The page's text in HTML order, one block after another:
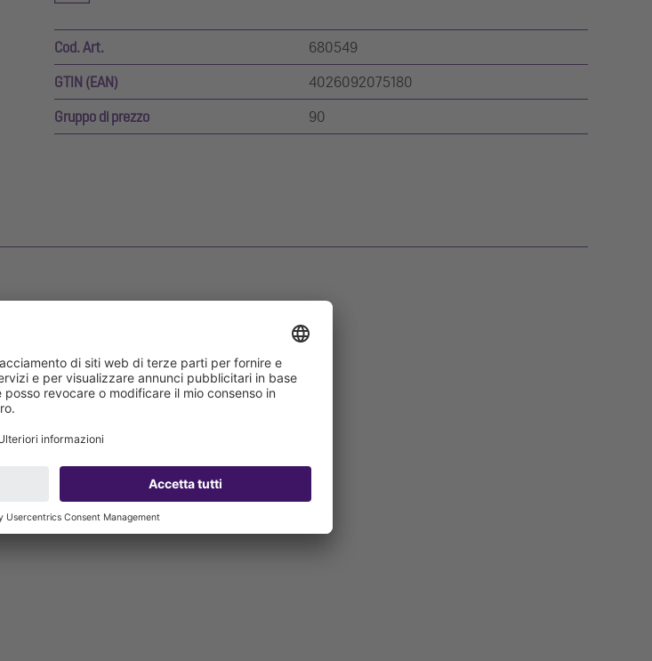
Cod. Art. 680549
GTIN (EAN) 4026092075180
Gruppo di prezzo 90